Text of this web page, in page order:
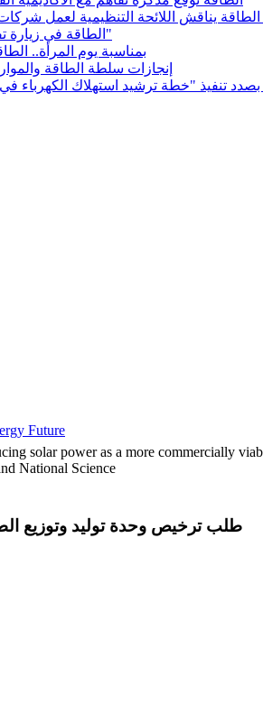
يناقش اللائحة التنظيمية لعمل
الطاقة في زيارة تفقدية لـ"حياة غزة"
بمناسبة يوم المرأة..
إنجازات سلطة الطاقة والموارد
Future
solar power as a more commercially
National Science
طلب ترخيص وحدة توليد وتوزيع